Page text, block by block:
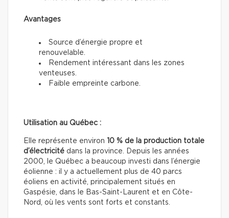
Avantages
Source d’énergie propre et
renouvelable.
Rendement intéressant dans les zones
venteuses.
Faible empreinte carbone.
Utilisation au Québec :
Elle représente environ 10 % de la production totale
d’électricité dans la province. Depuis les années
2000, le Québec a beaucoup investi dans l’énergie
éolienne : il y a actuellement plus de 40 parcs
éoliens en activité, principalement situés en
Gaspésie, dans le Bas-Saint-Laurent et en Côte-
Nord, où les vents sont forts et constants.